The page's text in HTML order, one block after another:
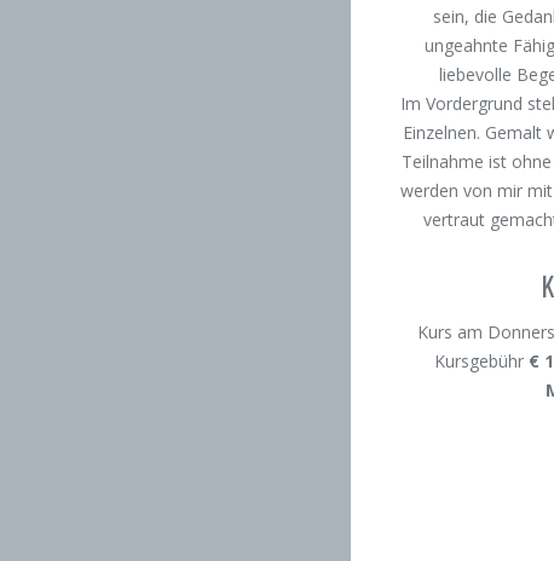
sein, die
ungeahnte
liebevolle
Im Vordergrund
Einzelnen. Gemalt
Teilnahme ist
werden von mir
vertraut
Kurs am
Kursgebühr €